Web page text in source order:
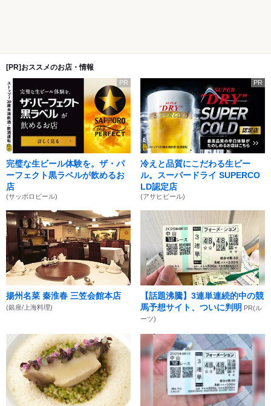
[PR]おススメのお店・情報
PR
完璧な生ビール体験を。ザ・パ
ーフェクト黒ラベルが飲めるお
店
(サッポロビール)
PR
冷えと品質にこだわる生ビー
ル。スーパードライ SUPERCO
LD認定店
(アサヒビール)
揚州名菜 秦淮春 三笠会館本店
(銀座/上海料理)
【話題沸騰】3連単連続的中の競
馬予想サイト、ついに判明 PR(ル
ーツ)